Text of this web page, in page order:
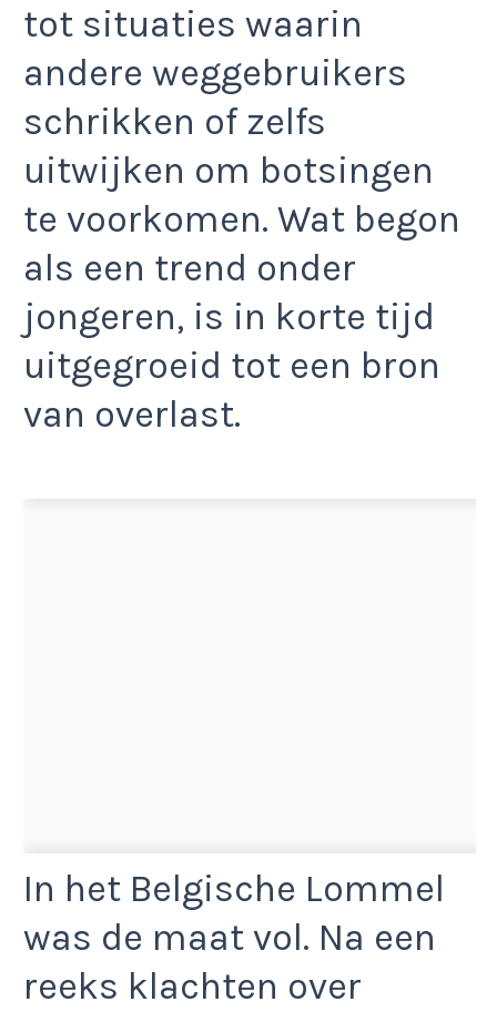
tot situaties waarin
andere weggebruikers
schrikken of zelfs
uitwijken om botsingen
te voorkomen. Wat begon
als een trend onder
jongeren, is in korte tijd
uitgegroeid tot een bron
van overlast.
In het Belgische Lommel
was de maat vol. Na een
reeks klachten over